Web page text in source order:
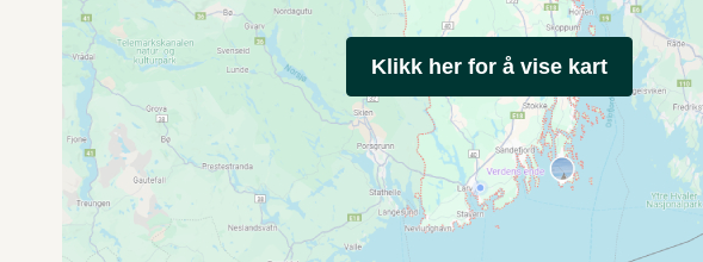
Klikk her for å vise kart